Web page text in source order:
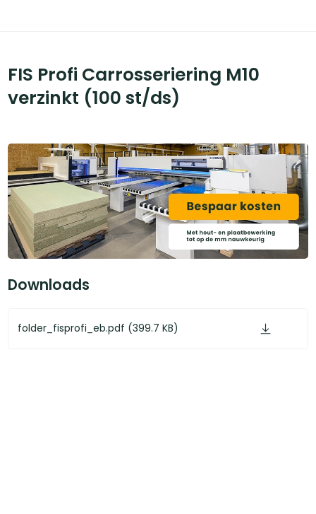
FIS Profi Carrosseriering M10
verzinkt (100 st/ds)
Downloads
folder_fisprofi_eb.pdf (399.7 KB)